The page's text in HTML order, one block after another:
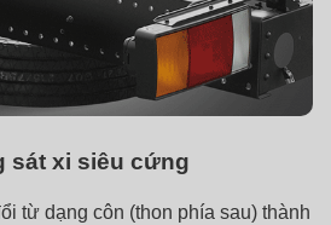
sát xi siêu cứng
từ dạng côn (thon phía sau) thành